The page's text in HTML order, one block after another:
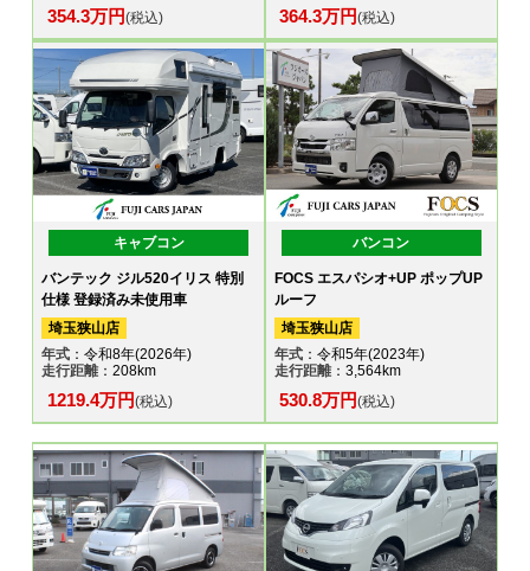
354.3万円(税込) 364.3万円(税込)
キャブコン
バンテック ジル520イリス 特別
仕様 登録済み未使用車
埼玉狭山店
年式 ：令和8年(2026年)
走行距離：208km
1219.4万円(税込)
バンコン
FOCS エスパシオ+UP ポップUP
ルーフ
埼玉狭山店
年式：令和5年(2023年)
走行距離：3,564km
530.8万円(税込)